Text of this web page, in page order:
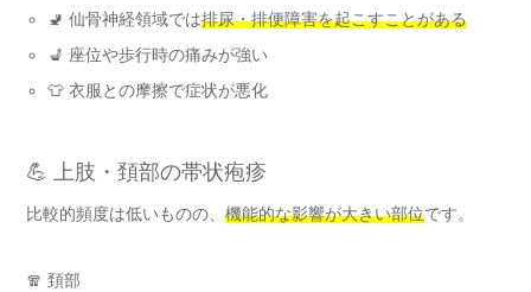
🚽 仙骨神経領域では排尿・排便障害を起こすことがある
💺 座位や歩行時の痛みが強い
👕 衣服との摩擦で症状が悪化
💪 上肢・頚部の帯状疱疹
比較的頻度は低いものの、 機能的な影響が大きい部位です。
🧣 頚部